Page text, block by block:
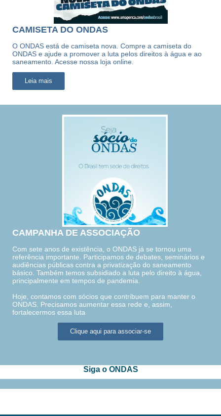
CAMISETA DO ONDAS
O ONDAS está de camiseta nova. Compre a camiseta do
ONDAS e ajude a promover a luta pelos direitos à água e ao
saneamento. Acesse nossa loja online.
Leia mais
CAMPANHA DE ASSOCIAÇÃO
Com sete anos de existência, o ONDAS já se tornou uma
referência importante. Participamos de debates, seminários e
audiências públicas contra a privatização do saneamento
básico. Também temos subsidiado a luta pelo direito à água,
principalmente em tempos de pandemia.
Hoje, contamos com sócios que contribuem para manter o
ONDAS. Precisamos aumentar essa rede e, assim,
fortalecermos essa luta
Clique aqui para associar-se
Siga o ONDAS